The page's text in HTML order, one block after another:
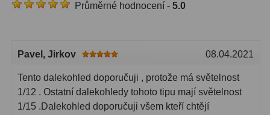
Průměrné hodnocení - 5.0
Pavel , Jirkov 08.04.2021
Tento dalekohled doporučuji , protože má světelnost
1/12 . Ostatní dalekohledy tohoto tipu mají světelnost
1/15 .Dalekohled doporučuji všem kteří chtějí